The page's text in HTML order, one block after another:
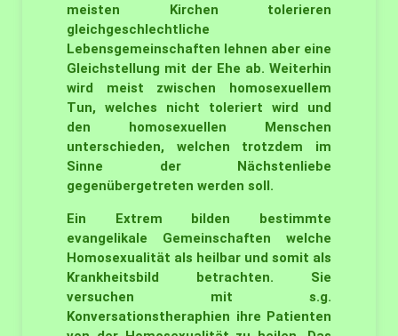
meisten Kirchen tolerieren
gleichgeschlechtliche
Lebensgemeinschaften lehnen aber eine
Gleichstellung mit der Ehe ab. Weiterhin
wird meist zwischen homosexuellem
Tun, welches nicht toleriert wird und
den homosexuellen Menschen
unterschieden, welchen trotzdem im
Sinne der Nächstenliebe
gegenübergetreten werden soll.
Ein Extrem bilden bestimmte
evangelikale Gemeinschaften welche
Homosexualität als heilbar und somit als
Krankheitsbild betrachten. Sie
versuchen mit s.g.
Konversationstheraphien ihre Patienten